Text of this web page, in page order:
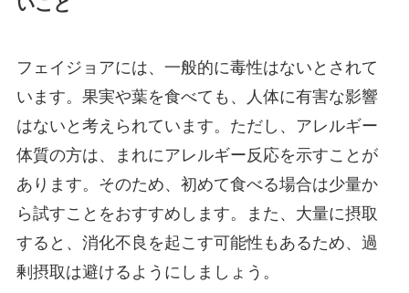
フェイジョアには、一般的に毒性はないとされて
います。果実や葉を食べても、人体に有害な影響
はないと考えられています。ただし、アレルギー
体質の方は、まれにアレルギー反応を示すことが
あります。そのため、初めて食べる場合は少量か
ら試すことをおすすめします。また、大量に摂取
すると、消化不良を起こす可能性もあるため、過
剰摂取は避けるようにしましょう。